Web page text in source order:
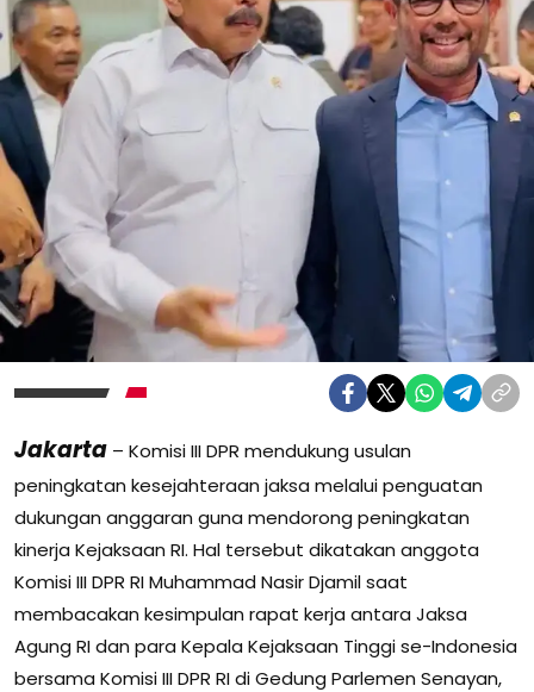
Jakarta – Komisi III DPR mendukung usulan
peningkatan kesejahteraan jaksa melalui penguatan
dukungan anggaran guna mendorong peningkatan
kinerja Kejaksaan RI. Hal tersebut dikatakan anggota
Komisi III DPR RI Muhammad Nasir Djamil saat
membacakan kesimpulan rapat kerja antara Jaksa
Agung RI dan para Kepala Kejaksaan Tinggi se-Indonesia
bersama Komisi III DPR RI di Gedung Parlemen Senayan,